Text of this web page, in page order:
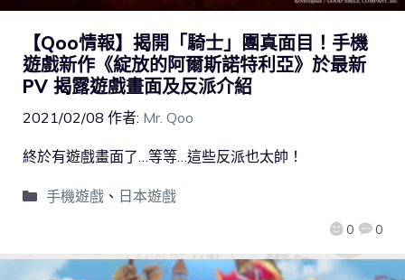
【Qoo情報】揭開「騎士」團真面目！手機
遊戲新作《綻放的阿爾斯諾特利亞》於最新
PV 揭露遊戲畫面及反派介紹
2021/02/08 作者: Mr. Qoo
0 0
終於有遊戲畫面了…等等…這些反派也太帥！
手機遊戲、 日本遊戲